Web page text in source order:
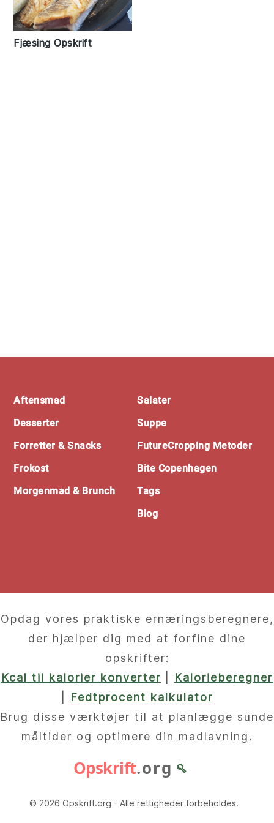
Fjæsing Opskrift
Footer
Aftensmad
Desserter
Forretter & Snacks
Frokost
Morgenmad & Brunch
Salater
Suppe
FutureCropping Metoder
Bite Copenhagen
Tags
Blog
Opdag vores praktiske ernæringsberegnere,
der hjælper dig med at forfine dine
opskrifter:
Kcal til kalorier konverter
Kalorieberegner
Fedtprocent kalkulator
Brug disse værktøjer til at planlægge sunde
måltider og optimere din madlavning.
Opskrift.org 🥄
© 2026 Opskrift.org - Alle rettigheder forbeholdes.